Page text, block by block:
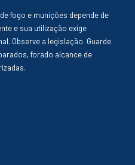
fogo e munições depende de
e sua utilização exige
Observe a legislação. Guarde
forado alcance de